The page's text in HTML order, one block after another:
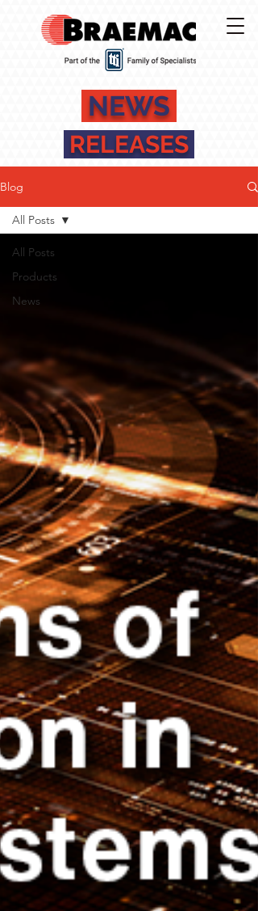
NEWS
RELEASES
Blog
All Posts
Products
News
All Posts